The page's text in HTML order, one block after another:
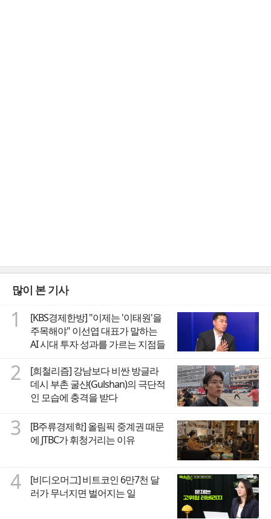
많이 본 기사
1
[KBS경제한방] "이제는 '이태원'을
주목해야" 이선엽 대표가 말하는
AI 시대 투자 성과를 가르는 지점들
2
[희철리즘] 강남보다 비싼 방글라
데시 부촌 굴샨(Gulshan)의 극단적
인 모습에 충격을 받다
3
[B주류경제학] 올림픽 중계권 때문
에 JTBC가 휘청거리는 이유
4
[비디오머그] 비트코인 6만7천 달
러가 무너지면 벌어지는 일